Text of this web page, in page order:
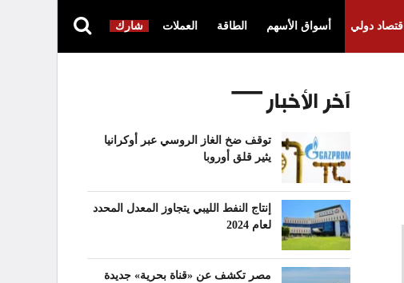
اقتصاد دولي أسواق الأسهم الطاقة العملات شارك
آخر الأخبار
توقف ضخ الغاز الروسي عبر أوكرانيا
يثير قلق أوروبا
إنتاج النفط الليبي يتجاوز المعدل المحدد
لعام 2024
مصر تكشف عن «قناة بحرية» جديدة